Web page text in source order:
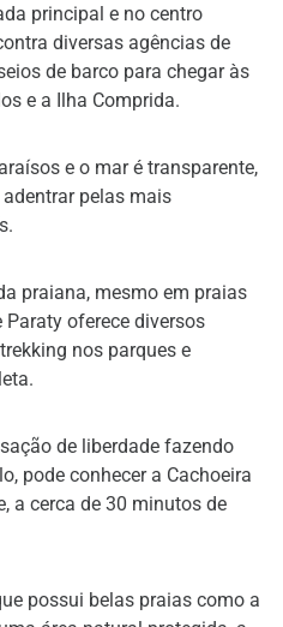
principal e no centro
diversas agências de
de barco para chegar às
e a Ilha Comprida.
e o mar é transparente,
pelas mais
praiana, mesmo em praias
oferece diversos
nos parques e
de liberdade fazendo
pode conhecer a Cachoeira
a cerca de 30 minutos de
possui belas praias como a